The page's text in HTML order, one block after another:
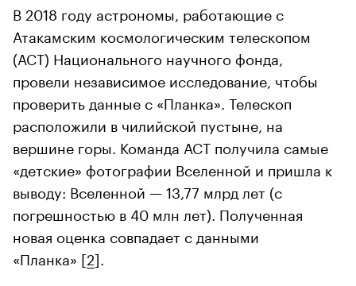
В 2018 году астрономы, работающие с
Атакамским космологическим телескопом
(ACT) Национального научного фонда,
провели независимое исследование, чтобы
проверить данные с «Планка». Телескоп
расположили в чилийской пустыне, на
вершине горы. Команда АСТ получила самые
«детские» фотографии Вселенной и пришла к
выводу: Вселенной — 13,77 млрд лет (с
погрешностью в 40 млн лет). Полученная
новая оценка совпадает с данными
«Планка» [2].